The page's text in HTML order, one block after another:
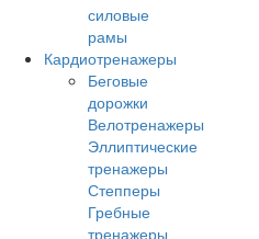
силовые
рамы
Кардиотренажеры
Беговые
дорожки
Велотренажеры
Эллиптические
тренажеры
Степперы
Гребные
тренажеры